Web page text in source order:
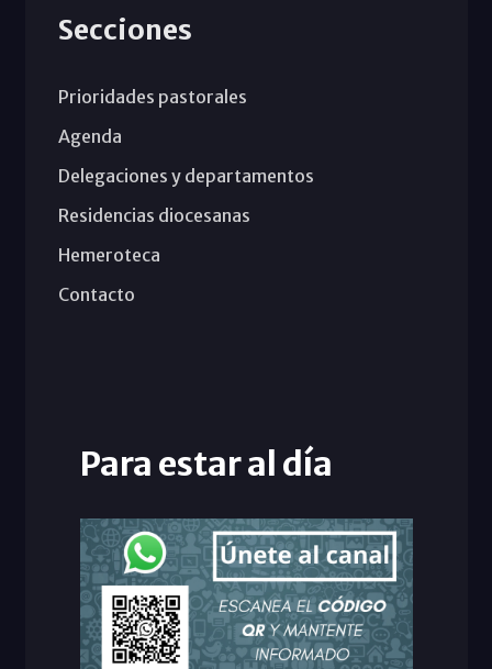
Secciones
Prioridades pastorales
Agenda
Delegaciones y departamentos
Residencias diocesanas
Hemeroteca
Contacto
Para estar al día